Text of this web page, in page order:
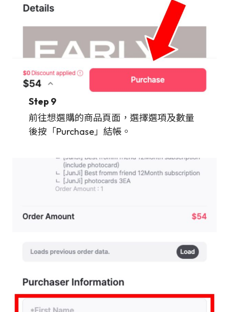
Step 9
前往想選購的商品頁面，選擇選項及數量
後按「Purchase」結帳。